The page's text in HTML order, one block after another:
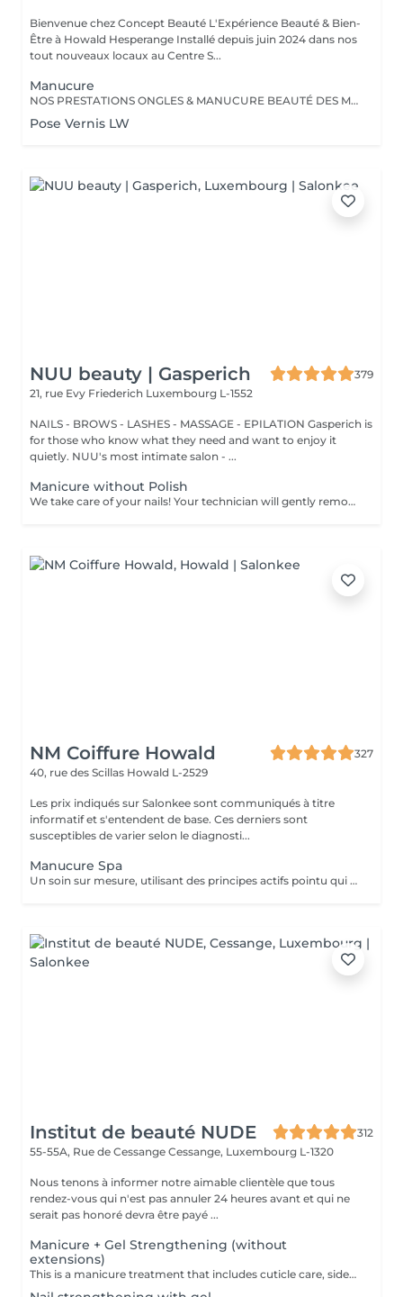
Bienvenue chez Concept Beauté L'Expérience Beauté & Bien-
Être à Howald Hesperange Installé depuis juin 2024 dans nos
tout nouveaux locaux au Centre S...
Manucure
NOS PRESTATIONS ONGLES & MANUCURE BEAUTÉ DES MAINS Manucure & Soin Nourrissant Offrez à vos mains un soin complet avec une manucure experte comprenant : Limage et mise en forme des ongles Soins des cuticules pour un contour net Massage nourrissant avec des soins hydratants ProNails En supplément : Application d'un vernis Longwear ou semi-permanent (en option) Une pause bien-être idéale pour retrouver des mains soignées et élégantes. OPTIONS À LA CARTE Personnalisez votre soin ! Selon vos envies, vous pouvez compléter votre manucure avec : Pose de vernis Longwear Pour une touche de couleur élégante Vernis semi-permanent Tenue parfaite jusqu'à 3 semaines Soin Spa Complet des mains Exfoliation, masque nourrissant et massage profond pour une détente absolue Offrez à vos mains un soin sur-mesure, réalisé par nos professionnelles expertes ! Notre équipe est composée d'expertes hautement qualifiées, dont certaines sont formatrices en onglerie dans notre centre Concept Beauté Distribution. Nous maîtrisons les dernières tendances et techniques pour garantir des prestations d'exception. Besoin d'un conseil personnalisé ? Nous sommes là pour vous guider vers la meilleure option selon votre type d'ongles et votre style de vie. Offrez à vos mains et à vos pieds l'expertise qu'ils méritent avec ProNails et notre équipe d'expertes !
Pose Vernis LW
NUU beauty | Gasperich
379
21, rue Evy Friederich Luxembourg L-1552
NAILS - BROWS - LASHES - MASSAGE - EPILATION Gasperich is
for those who know what they need and want to enjoy it
quietly. NUU's most intimate salon - ...
Manicure without Polish
We take care of your nails! Your technician will gently remove dead skin cells, shape and file your nails, and buff the outer surface for a smooth, natural finish. Our masters offer edged, hardware, or combined manicures, depending on your preferences. How is a manicure without polish done? - rough skin is gently removed - the shape of the nail plate is delicately corrected - the cuticle and side ridges are carefully tidied up - cuticle oil and hand cream are applied to nourish and hydrate Age restrictions: recommended from 14 years and up. Post procedure recommendations: no special post-care needed for this treatment. Frequency: once every 3 weeks.
NM Coiffure Howald
327
40, rue des Scillas Howald L-2529
Les prix indiqués sur Salonkee sont communiqués à titre
informatif et s'entendent de base. Ces derniers sont
susceptibles de varier selon le diagnosti...
Manucure Spa
Un soin sur mesure, utilisant des principes actifs pointu qui vous aidera a la restructuration de vos mains ainsi que vos ongles. Une combination parfaite entre exfoliation et masque pour retrouver éclat et hydratation durable .
Institut de beauté NUDE
312
55-55A, Rue de Cessange Cessange, Luxembourg L-1320
Nous tenons à informer notre aimable clientèle que tous
rendez-vous qui n'est pas annuler 24 heures avant et qui ne
serait pas honoré devra être payé ...
Manicure + Gel Strengthening (without
extensions)
This is a manicure treatment that includes cuticle care, sidewall polishing, and strengthening of your natural nails without extensions. The nails become stronger, well-groomed, and retain their natural length. It is recommended to repeat the procedure every 3 weeks to maintain the best results.